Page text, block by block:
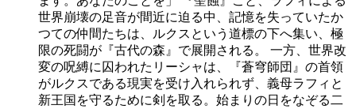
世界崩壊の足音が間近に迫る中、記憶を失っていたか
つての仲間たちは、ルクスという道標の下へ集い、極
限の死闘が『古代の森』で展開される。 一方、世界改
変の呪縛に囚われたリーシャは、『蒼穹師団』の首領
がルクスである現実を受け入れられず、義母ラフィと
新王国を守るために剣を取る。始まりの日をなぞる二